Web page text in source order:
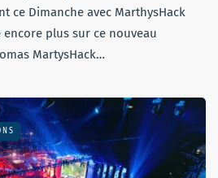
ce Dimanche avec MarthysHack
plus sur ce nouveau
MartysHack…